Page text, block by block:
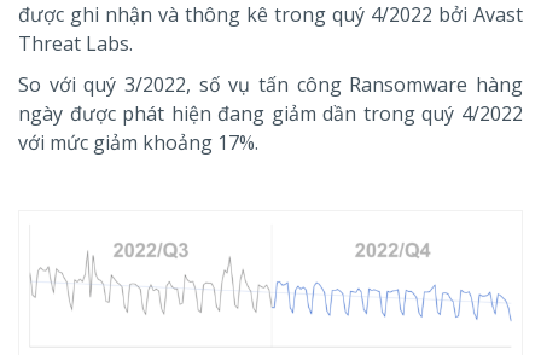
được ghi nhận và thông kê trong quý 4/2022 bởi Avast
Threat Labs.
So với quý 3/2022, số vụ tấn công Ransomware hàng
ngày được phát hiện đang giảm dần trong quý 4/2022
với mức giảm khoảng 17%.